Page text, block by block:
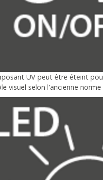
UV peut être éteint
visuel selon l'ancienne norme